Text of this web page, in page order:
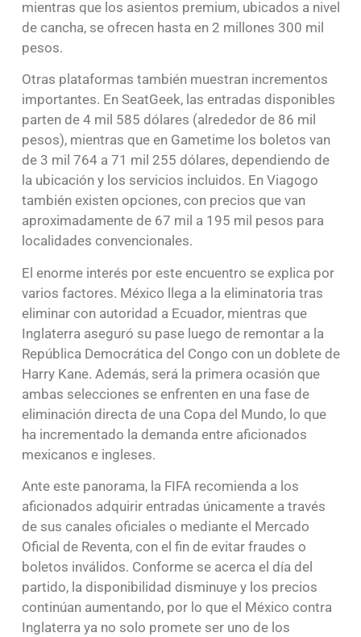
mientras que los asientos premium, ubicados a nivel
de cancha, se ofrecen hasta en 2 millones 300 mil
pesos.
Otras plataformas también muestran incrementos
importantes. En SeatGeek, las entradas disponibles
parten de 4 mil 585 dólares (alrededor de 86 mil
pesos), mientras que en Gametime los boletos van
de 3 mil 764 a 71 mil 255 dólares, dependiendo de
la ubicación y los servicios incluidos. En Viagogo
también existen opciones, con precios que van
aproximadamente de 67 mil a 195 mil pesos para
localidades convencionales.
El enorme interés por este encuentro se explica por
varios factores. México llega a la eliminatoria tras
eliminar con autoridad a Ecuador, mientras que
Inglaterra aseguró su pase luego de remontar a la
República Democrática del Congo con un doblete de
Harry Kane. Además, será la primera ocasión que
ambas selecciones se enfrenten en una fase de
eliminación directa de una Copa del Mundo, lo que
ha incrementado la demanda entre aficionados
mexicanos e ingleses.
Ante este panorama, la FIFA recomienda a los
aficionados adquirir entradas únicamente a través
de sus canales oficiales o mediante el Mercado
Oficial de Reventa, con el fin de evitar fraudes o
boletos inválidos. Conforme se acerca el día del
partido, la disponibilidad disminuye y los precios
continúan aumentando, por lo que el México contra
Inglaterra ya no solo promete ser uno de los